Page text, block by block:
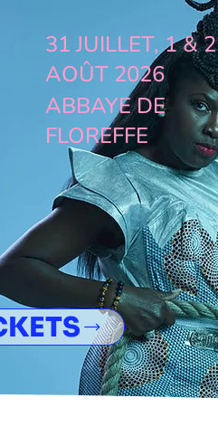
31 JUILLET, 1 & 2
AOÛT 2026
ABBAYE DE
FLOREFFE